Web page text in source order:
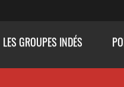
LES GROUPES INDÉS